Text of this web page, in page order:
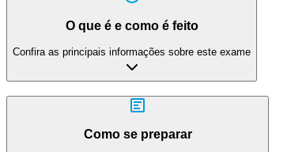
O que é e como é feito
Confira as principais informações sobre este exame
Como se preparar